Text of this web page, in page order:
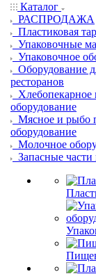
Каталог
РАСПРОДАЖА
Пластиковая
Упаковочные
Упаковочное
Оборудование
ресторанов
Хлебопекарное
оборудование
Мясное и рыбо
оборудование
Молочное
Запасные